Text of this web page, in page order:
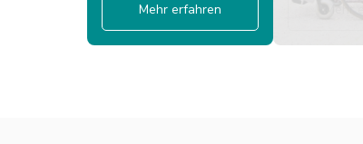
Mehr erfahren